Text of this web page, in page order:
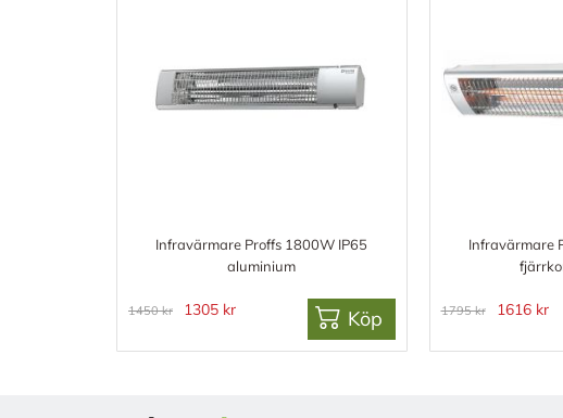
Infravärmare Proffs 1800W IP65
aluminium
1450 kr 1305 kr Köp
Infravärmare
1795 kr 1616 kr